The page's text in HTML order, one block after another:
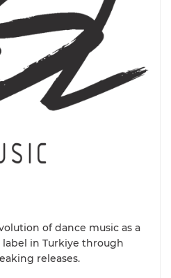
of dance music as a
in Turkiye through
releases.